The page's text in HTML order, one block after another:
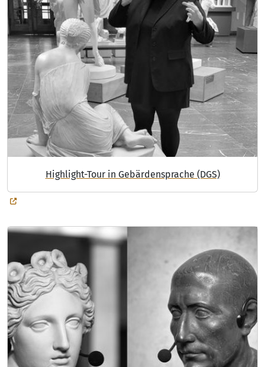
Highlight-Tour in Gebärdensprache (DGS)